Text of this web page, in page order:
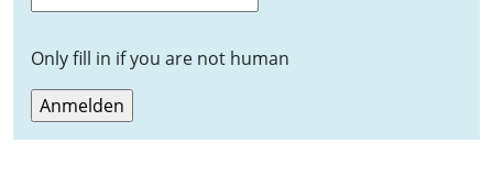
Only fill in if you are not human